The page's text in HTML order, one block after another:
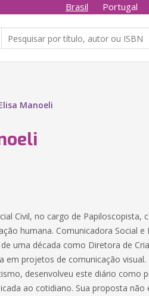
Brasil Portugal
Manoeli
Civil, no cargo de Papiloscopista,
humana. Comunicadora Social e
uma década como Diretora de
em projetos de comunicação visual.
desenvolveu este diário como
ao cotidiano. Sua proposta não